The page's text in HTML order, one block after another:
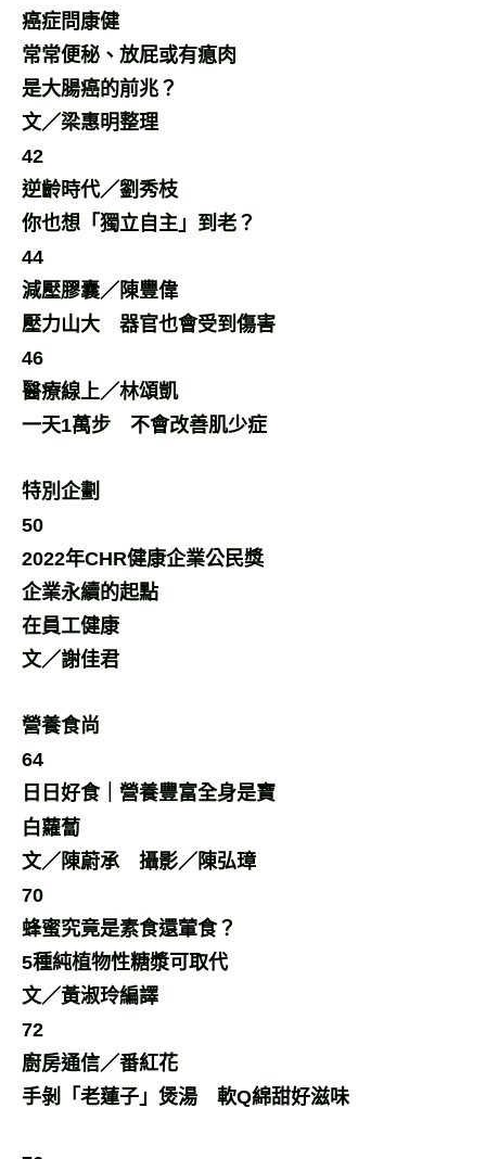
癌症問康健
常常便秘、放屁或有瘜肉
是大腸癌的前兆？
文／梁惠明整理
42
逆齡時代／劉秀枝
你也想「獨立自主」到老？
44
減壓膠囊／陳豐偉
壓力山大 器官也會受到傷害
46
醫療線上／林頌凱
一天1萬步 不會改善肌少症
特別企劃
50
2022年CHR健康企業公民獎
企業永續的起點
在員工健康
文／謝佳君
營養食尚
64
日日好食｜營養豐富全身是寶
白蘿蔔
文／陳蔚承 攝影／陳弘璋
70
蜂蜜究竟是素食還葷食？
5種純植物性糖漿可取代
文／黃淑玲編譯
72
廚房通信／番紅花
手剝「老蓮子」煲湯 軟Q綿甜好滋味